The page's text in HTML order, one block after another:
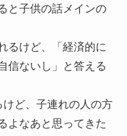
と子供の話メインの
るけど、「経済的に
信ないし」と答える
ど、子連れの人の方
よなあと思ってきた